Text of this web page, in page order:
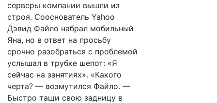
серверы компании вышли из
строя. Сооснователь Yahoo
Дэвид Файло набрал мобильный
Яна, но в ответ на просьбу
срочно разобраться с проблемой
услышал в трубке шепот: «Я
сейчас на занятиях». «Какого
черта? — возмутился Файло. —
Быстро тащи свою задницу в